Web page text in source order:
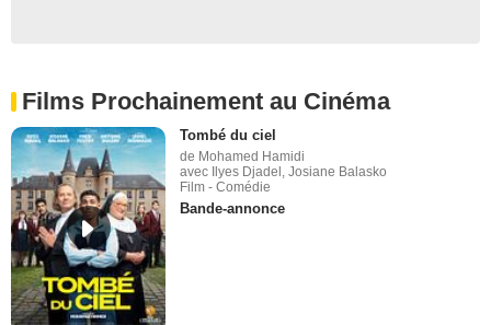
Films Prochainement au Cinéma
Tombé du ciel
de Mohamed Hamidi
avec Ilyes Djadel, Josiane Balasko
Film - Comédie
Bande-annonce